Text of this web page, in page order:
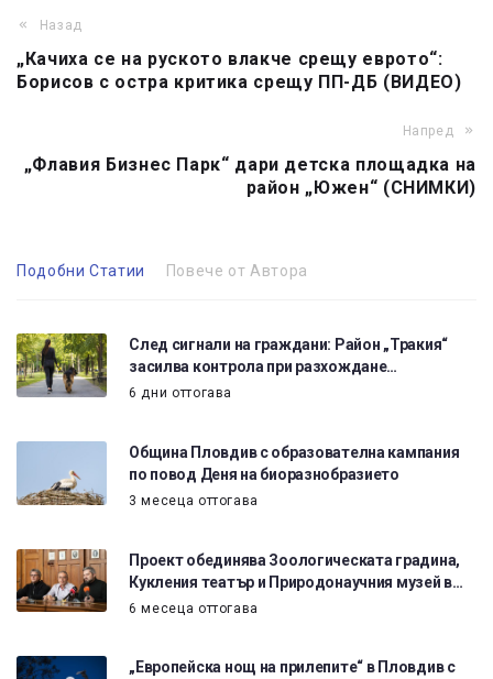
Назад
„Качиха се на руското влакче срещу еврото“:
Борисов с остра критика срещу ПП-ДБ (ВИДЕО)
Напред
„Флавия Бизнес Парк“ дари детска площадка на
район „Южен“ (СНИМКИ)
Подобни Статии Повече от Автора
След сигнали на граждани: Район „Тракия“
засилва контрола при разхождане…
6 дни оттогава
Община Пловдив с образователна кампания
по повод Деня на биоразнобразието
3 месеца оттогава
Проект обединява Зоологическата градина,
Кукления театър и Природонаучния музей в…
6 месеца оттогава
„Европейска нощ на прилепите“ в Пловдив с